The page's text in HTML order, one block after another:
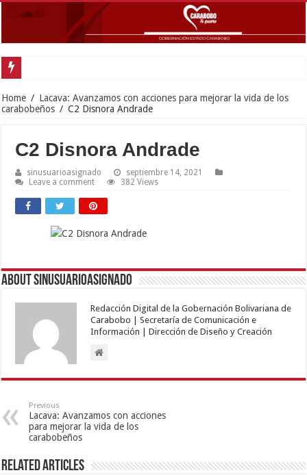
Home / Lacava: Avanzamos con acciones para mejorar la vida de los
carabobeños / C2 Disnora Andrade
C2 Disnora Andrade
sinusuarioasignado
septiembre 14, 2021
Leave a comment
382 Views
About sinusuarioasignado
Redacción Digital de la Gobernación Bolivariana de
Carabobo | Secretaría de Comunicación e
Información | Dirección de Diseño y Creación
Previous
Lacava: Avanzamos con acciones
para mejorar la vida de los
carabobeños
Related Articles